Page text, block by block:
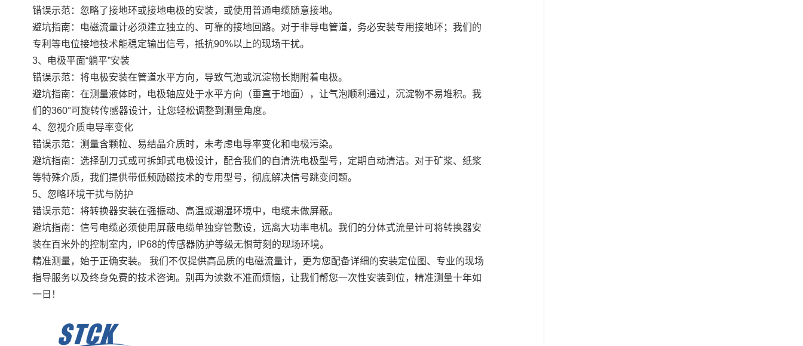
错误示范：忽略了接地环或接地电极的安装，或使用普通电缆随意接地。
避坑指南：电磁流量计必须建立独立的、可靠的接地回路。对于非导电管道，务必安装专用接地环；我们的
专利等电位接地技术能稳定输出信号，抵抗90%以上的现场干扰。
3、电极平面“躺平”安装
错误示范：将电极安装在管道水平方向，导致气泡或沉淀物长期附着电极。
避坑指南：在测量液体时，电极轴应处于水平方向（垂直于地面），让气泡顺利通过，沉淀物不易堆积。我
们的360°可旋转传感器设计，让您轻松调整到测量角度。
4、忽视介质电导率变化
错误示范：测量含颗粒、易结晶介质时，未考虑电导率变化和电极污染。
避坑指南：选择刮刀式或可拆卸式电极设计，配合我们的自清洗电极型号，定期自动清洁。对于矿浆、纸浆
等特殊介质，我们提供带低频励磁技术的专用型号，彻底解决信号跳变问题。
5、忽略环境干扰与防护
错误示范：将转换器安装在强振动、高温或潮湿环境中，电缆未做屏蔽。
避坑指南：信号电缆必须使用屏蔽电缆单独穿管敷设，远离大功率电机。我们的分体式流量计可将转换器安
装在百米外的控制室内，IP68的传感器防护等级无惧苛刻的现场环境。
精准测量，始于正确安装。 我们不仅提供高品质的电磁流量计，更为您配备详细的安装定位图、专业的现场
指导服务以及终身免费的技术咨询。别再为读数不准而烦恼，让我们帮您一次性安装到位，精准测量十年如
一日！